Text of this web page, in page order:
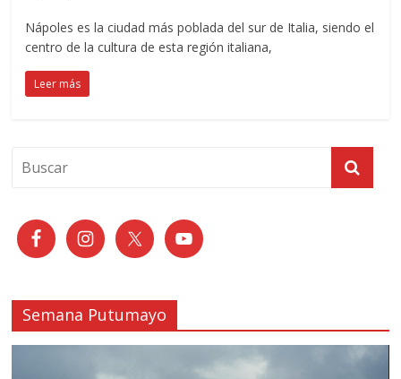
Nápoles es la ciudad más poblada del sur de Italia, siendo el
centro de la cultura de esta región italiana,
Leer más
Semana Putumayo